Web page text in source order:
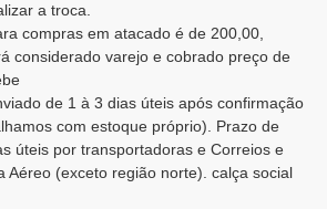
a troca.
compras em atacado é de 200,00,
considerado varejo e cobrado preço de
de 1 à 3 dias úteis após confirmação
com estoque próprio). Prazo de
úteis por transportadoras e Correios e
Aéreo (exceto região norte). calça social